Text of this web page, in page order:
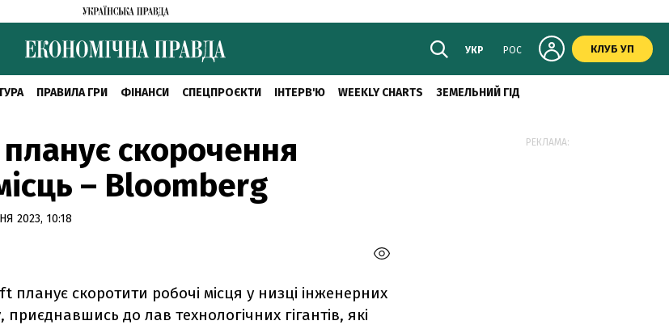
УКР РОС КЛУБ УП
ПРАВИЛА ГРИ ФІНАНСИ СПЕЦПРОЄКТИ ІНТЕРВ'Ю WEEKLY CHARTS ЗЕМЕЛЬНИЙ ГІД
скорочення
– Bloomberg
2023, 10:18
планує скоротити робочі місця у низці інженерних
приєднавшись до лав технологічних гігантів, які
РЕКЛАМА: